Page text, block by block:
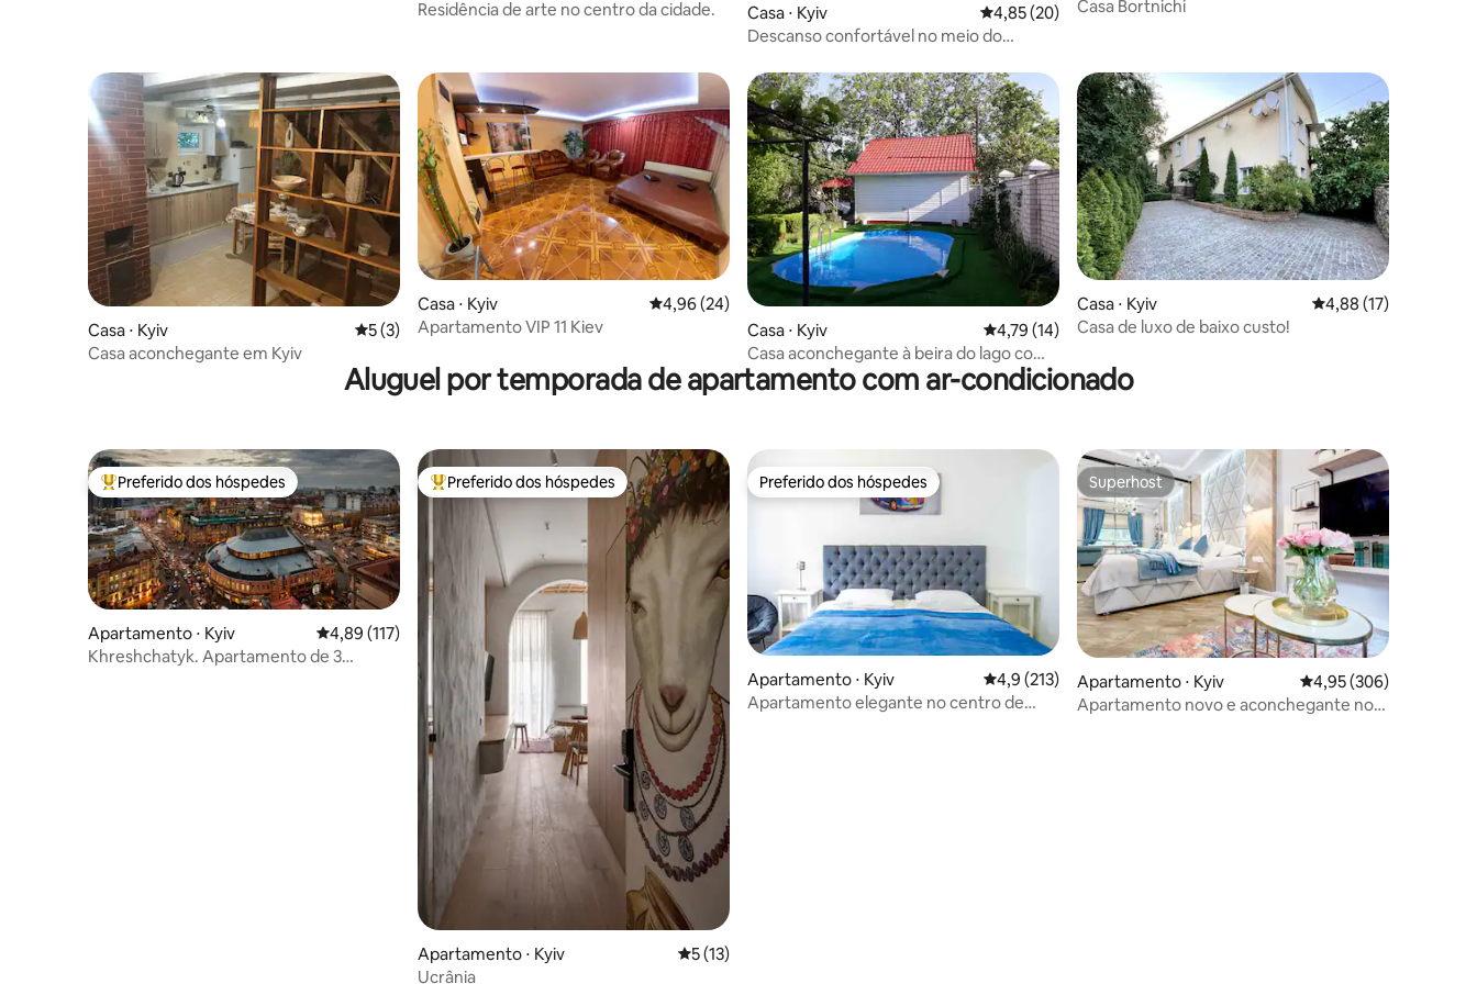
Residência de arte no centro da cidade. Casa ⋅ Kyiv 4,85 de uma avaliação média de 5, 20 avaliações
4,85 (20)
Descanso confortável no meio do
Casa Bortnichi
Casa ⋅ Kyiv 5 de uma avaliação média de 5, 3 avaliações
5 (3)
Casa aconchegante em Kyiv
Casa ⋅ Kyiv 4,96 de uma avaliação média de 5, 24 avaliações
4,96 (24)
Apartamento VIP 11 Kiev
Casa ⋅ Kyiv 4,79 de uma avaliação média de 5, 14 avaliações
4,79 (14)
Casa aconchegante à beira do lago com
banheira e piscina
Casa ⋅ Kyiv 4,88 de uma
4,88 (17)
Casa de luxo de baixo custo!
Aluguel por temporada de apartamento com ar-condicionado
Entre os melhores preferidos dos hóspedes
Preferido dos hóspedes
Apartamento ⋅ Kyiv 4,89 de uma avaliação média de 5, 117 avaliações
4,89 (117)
Khreshchatyk. Apartamento de 3
Entre os melhores preferidos dos hóspedes
Preferido dos hóspedes
Apartamento ⋅ Kyiv 5 de uma avaliação média de 5, 13 avaliações
5 (13)
Ucrânia
Preferido dos hóspedes
Preferido dos hóspedes
Apartamento ⋅ Kyiv 4,9 de uma avaliação média de 5, 213 avaliações
4,9 (213)
Apartamento elegante no centro de
Superhost
Superhost
Apartamento ⋅ Kyiv 4,95 de uma avaliação
4,95 (306)
Apartamento novo e aconchegante no